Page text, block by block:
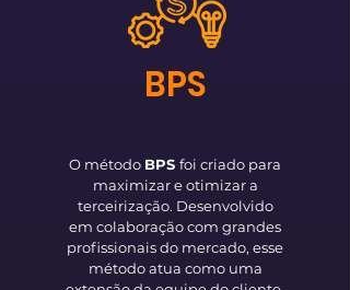
BPS
O método BPS foi criado para
maximizar e otimizar a
terceirização. Desenvolvido
em colaboração com grandes
profissionais do mercado, esse
método atua como uma